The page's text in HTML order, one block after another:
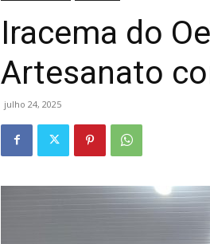
Iracema do
Artesanato
julho 24, 2025